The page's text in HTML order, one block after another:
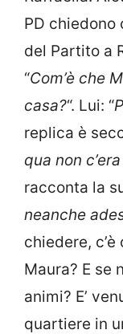
PD chiedono
del Partito a
“Com’è che
casa?“. Lui: “
replica è
qua non
racconta la
neanche
chiedere, c’è
Maura? E se
animi? E’
quartiere in